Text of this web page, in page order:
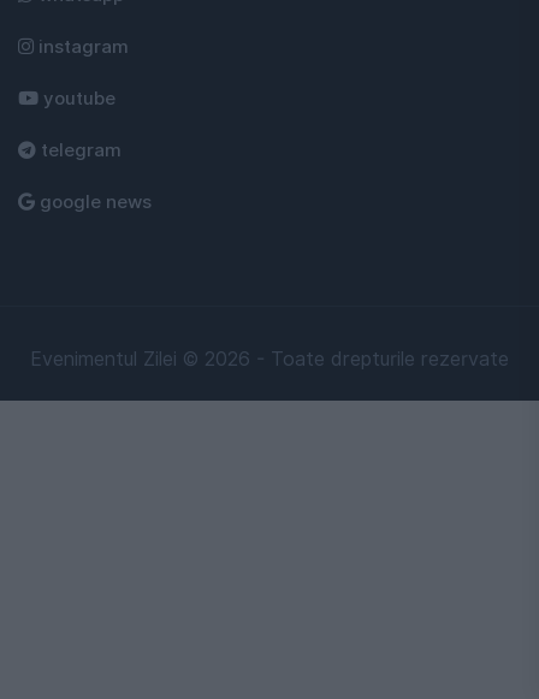
instagram
youtube
telegram
google news
Evenimentul Zilei © 2026 - Toate drepturile rezervate